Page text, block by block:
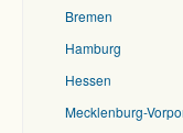
Bremen
Hamburg
Hessen
Mecklenburg-